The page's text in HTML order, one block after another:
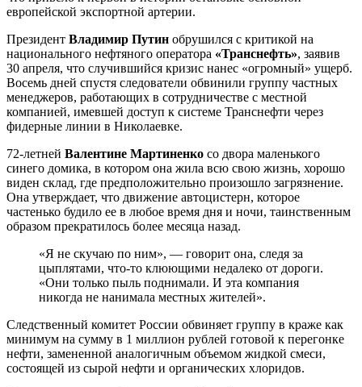
европейской экспортной артерии.
Президент Владимир Путин обрушился с критикой на
национального нефтяного оператора «Транснефть», заявив
30 апреля, что случившийся кризис нанес «огромный» ущерб.
Восемь дней спустя следователи обвинили группу частных
менеджеров, работающих в сотрудничестве с местной
компанией, имевшей доступ к системе Транснефти через
фидерные линии в Николаевке.
72-летней Валентине Мартиненко со двора маленького
синего домика, в котором она жила всю свою жизнь, хорошо
виден склад, где предположительно произошло загрязнение.
Она утверждает, что движение автоцистерн, которое
частенько будило ее в любое время дня и ночи, таинственным
образом прекратилось более месяца назад.
«Я не скучаю по ним», — говорит она, следя за
цыплятами, что-то клюющими недалеко от дороги.
«Они только пыль поднимали. И эта компания
никогда не нанимала местных жителей».
Следственный комитет России обвиняет группу в краже как
минимум на сумму в 1 миллион рублей готовой к перегонке
нефти, замененной аналогичным объемом жидкой смеси,
состоящей из сырой нефти и органических хлоридов.